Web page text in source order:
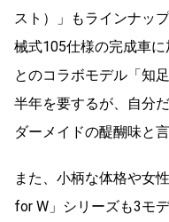
スト）」もラインナッ
械式105仕様の完成車
とのコラボモデル「知
半年を要するが、自分
ダーメイドの醍醐味と
また、小柄な体格や女
for W」シリーズも3モ